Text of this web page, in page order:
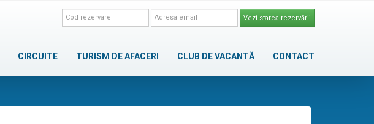
Vezi starea rezervării
CIRCUITE TURISM DE AFACERI CLUB DE VACANTĂ CONTACT